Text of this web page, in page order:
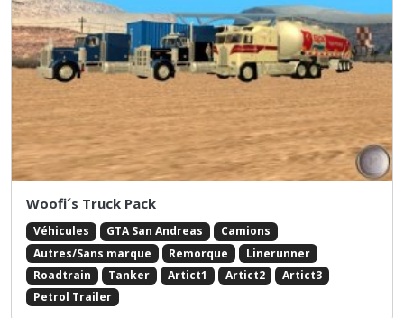
Woofi´s Truck Pack
Véhicules GTA San Andreas
Camions
Autres/Sans marque
Remorque
Linerunner
Roadtrain
Tanker Artict1 Artict2
Artict3
Petrol Trailer